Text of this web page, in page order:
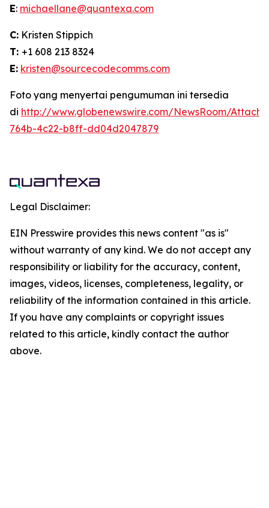
E: michaellane@quantexa.com
C: Kristen Stippich
T: +1 608 213 8324
E: kristen@sourcecodecomms.com
Foto yang menyertai pengumuman ini tersedia
di http://www.globenewswire.com/NewsRoom/
764b-4c22-b8ff-dd04d2047879
Legal Disclaimer:
EIN Presswire provides this news content "as is"
without warranty of any kind. We do not accept any
responsibility or liability for the accuracy, content,
images, videos, licenses, completeness, legality, or
reliability of the information contained in this article.
If you have any complaints or copyright issues
related to this article, kindly contact the author
above.